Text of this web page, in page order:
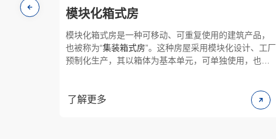
模块化箱式房
模块化箱式房是一种可移动、可重复使用的建筑产品，
也被称为“集装箱式房”。这种房屋采用模块化设计、工厂
预制化生产，其以箱体为基本单元，可单独使用，也可
焊接而成的标准构件，箱与箱之间通过螺栓连接，其结
了解更多